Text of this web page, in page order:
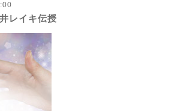
レイキ伝授